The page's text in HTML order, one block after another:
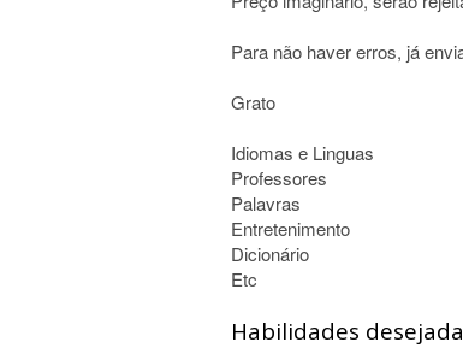
Para não haver erros, já
Grato
Idiomas e Linguas
Professores
Palavras
Entretenimento
Dicionário
Etc
Habilidades